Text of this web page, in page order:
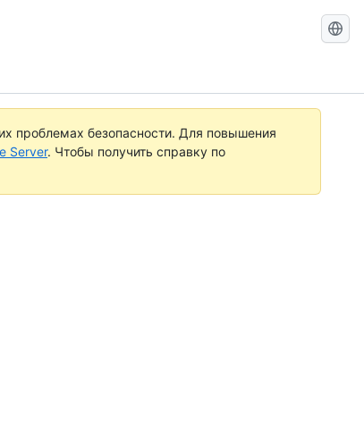
Search
проблемах безопасности. Для повышения
Server. Чтобы получить справку по